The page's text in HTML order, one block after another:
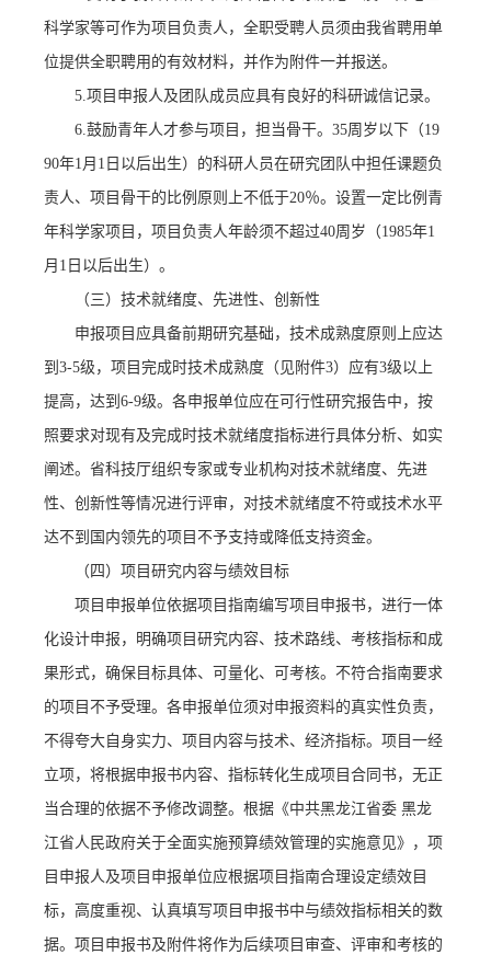
科学家等可作为项目负责人 ，全职受聘人员须由我省聘用单
位提供全职聘用的有效材料，并作为附件一并报送。
5.项目申报人及团队成员应具有良好的科研诚信记录。
6.鼓励青年人才参与项目，担当骨干。35周岁以下（19
90年1月1日以后出生）的科研人员在研究团队中担任课题负
责人、项目骨干的比例原则上不低于20％。设置一定比例青
年科学家项目，项目负责人年龄须不超过40周岁（1985年1
月1日以后出生）。
（三）技术就绪度、先进性、创新性
申报项目应具备前期研究基础，技术成熟度原则上应达
到3-5级，项目完成时技术成熟度（见附件3）应有3级以上
提高，达到6-9级。各申报单位应在可行性研究报告中，按
照要求对现有及完成时技术就绪度指标进行具体分析、如实
阐述。省科技厅组织专家或专业机构对技术就绪度、先进
性、创新性等情况进行评审，对技术就绪度不符或技术水平
达不到国内领先的项目不予支持或降低支持资金。
（四）项目研究内容与绩效目标
项目申报单位依据项目指南编写项目申报书，进行一体
化设计申报，明确项目研究内容、技术路线、考核指标和成
果形式，确保目标具体、可量化、可考核。不符合指南要求
的项目不予受理。各申报单位须对申报资料的真实性负责，
不得夸大自身实力、项目内容与技术、经济指标。项目一经
立项，将根据申报书内容、指标转化生成项目合同书，无正
当合理的依据不予修改调整。根据《中共黑龙江省委 黑龙
江省人民政府关于全面实施预算绩效管理的实施意见》，项
目申报人及项目申报单位应根据项目指南合理设定绩效目
标，高度重视、认真填写项目申报书中与绩效指标相关的数
据。项目申报书及附件将作为后续项目审查、评审和考核的